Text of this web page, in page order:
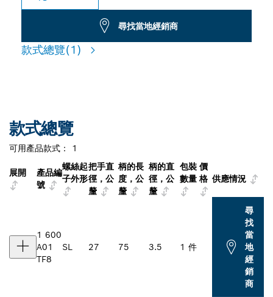
尋找當地經銷商
款式總覽(1)
款式總覽
可用產品款式： 1
展開
產品編
號
螺絲起
子外形
把手直
徑，公
釐
柄的長
度，公
釐
柄的直
徑，公
釐
包裝
數量
價
格 供應情況
1 600
A01
TF8
SL 27 75 3.5 1 件
尋
找
當
地
經
銷
商